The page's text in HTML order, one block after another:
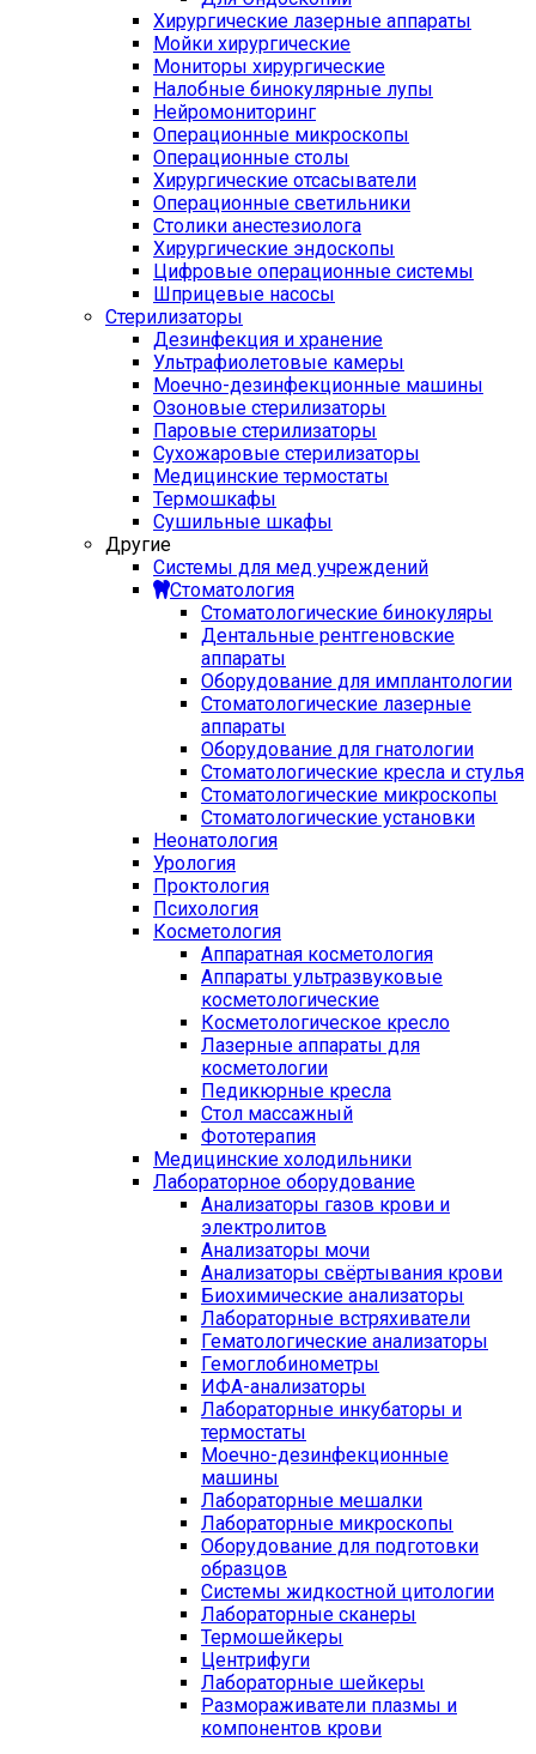
Хирургические лазерные аппараты
Мойки хирургические
Мониторы хирургические
Налобные бинокулярные лупы
Нейромониторинг
Операционные микроскопы
Операционные столы
Хирургические отсасыватели
Операционные светильники
Столики анестезиолога
Хирургические эндоскопы
Цифровые операционные системы
Шприцевые насосы
Стерилизаторы
Дезинфекция и хранение
Ультрафиолетовые камеры
Моечно-дезинфекционные машины
Озоновые стерилизаторы
Паровые стерилизаторы
Сухожаровые стерилизаторы
Медицинские термостаты
Термошкафы
Сушильные шкафы
Другие
Системы для мед учреждений
Стоматология
Стоматологические бинокуляры
Дентальные рентгеновские
аппараты
Оборудование для имплантологии
Стоматологические лазерные
аппараты
Оборудование для гнатологии
Стоматологические кресла и стулья
Стоматологические микроскопы
Стоматологические установки
Неонатология
Урология
Проктология
Психология
Косметология
Аппаратная косметология
Аппараты ультразвуковые
косметологические
Косметологическое кресло
Лазерные аппараты для
косметологии
Педикюрные кресла
Стол массажный
Фототерапия
Медицинские холодильники
Лабораторное оборудование
Анализаторы газов крови и
электролитов
Анализаторы мочи
Анализаторы свёртывания крови
Биохимические анализаторы
Лабораторные встряхиватели
Гематологические анализаторы
Гемоглобинометры
ИФА-анализаторы
Лабораторные инкубаторы и
термостаты
Моечно-дезинфекционные
машины
Лабораторные мешалки
Лабораторные микроскопы
Оборудование для подготовки
образцов
Системы жидкостной цитологии
Лабораторные сканеры
Термошейкеры
Центрифуги
Лабораторные шейкеры
Размораживатели плазмы и
компонентов крови